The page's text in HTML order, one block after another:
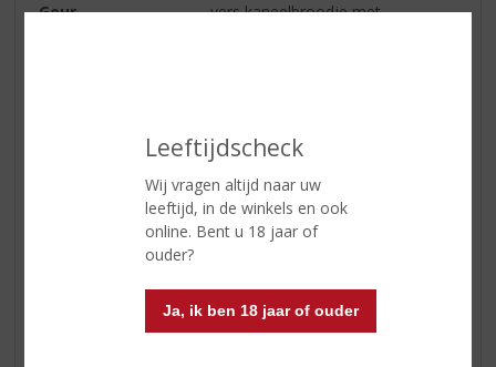
Leeftijdscheck
Wij vragen altijd naar uw
leeftijd, in de winkels en ook
online. Bent u 18 jaar of
ouder?
Ja, ik ben 18 jaar of ouder
Geur
vers kaneelbroodje met
diepte van sherry-eiken
lang en in balans, gemalen
specerijen, gedroogd fruit en een
zacht Schots palet met slechts
Reviews